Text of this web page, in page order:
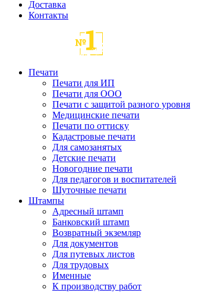
Доставка
Контакты
Печати
Печати для ИП
Печати для ООО
Печати с защитой разного уровня
Медицинские печати
Печати по оттиску
Кадастровые печати
Для самозанятых
Детские печати
Новогодние печати
Для педагогов и воспитателей
Шуточные печати
Штампы
Адресный штамп
Банковский штамп
Возвратный экземляр
Для документов
Для путевых листов
Для трудовых
Именные
К производству работ